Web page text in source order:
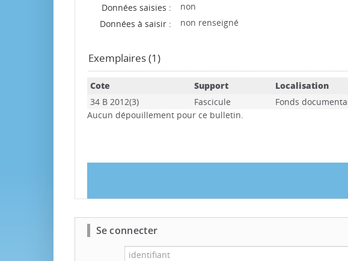
Données saisies :
non
Données à saisir :
non renseigné
Exemplaires (1)
Cote Support Localisation
34 B 2012(3)
Fascicule Fonds
Aucun dépouillement pour ce bulletin.
Se connecter